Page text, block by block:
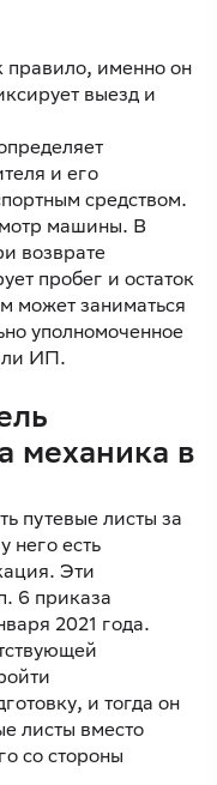
именно он
выезд и
и его
средством.
машины. В
возврате
пробег и остаток
может заниматься
уполномоченное
ИП.
механика в
путевые листы за
него есть
Эти
6 приказа
2021 года.
и тогда он
листы вместо
со стороны